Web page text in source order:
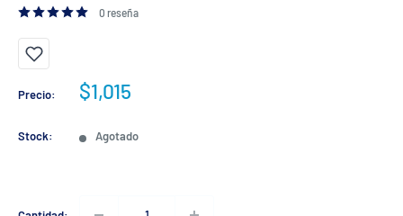
0 reseña
Precio:
Precio
venta
$1,015
Stock: Agotado